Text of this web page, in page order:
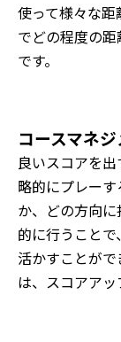
使って様々な
でどの程度の
です。
コースマネ
良いスコアを
略的にプレー
か、どの方向
的に行うこと
活かすことが
は、スコアアッ